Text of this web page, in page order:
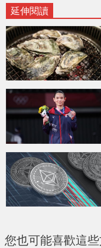
延伸閱讀
{PLAYICON}
{PLAYICON}
您也可能喜歡這